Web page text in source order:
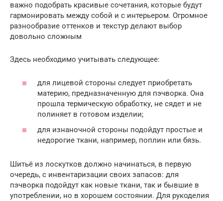
важно подобрать красивые сочетания, которые будут
гармонировать между собой и с интерьером. Огромное
разнообразие оттенков и текстур делают выбор
довольно сложным
Здесь необходимо учитывать следующее:
для лицевой стороны следует приобретать
материю, предназначенную для пэчворка. Она
прошла термическую обработку, не сядет и не
полиняет в готовом изделии;
для изнаночной стороны подойдут простые и
недорогие ткани, например, поплин или бязь.
Шитьё из лоскутков должно начинаться, в первую
очередь, с инвентаризации своих запасов: для
пэчворка подойдут как новые ткани, так и бывшие в
употреблении, но в хорошем состоянии. Для рукоделия